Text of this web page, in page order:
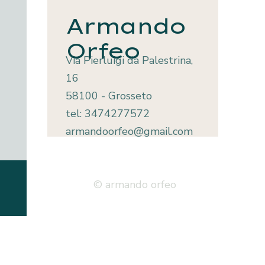
© armando orfeo
Armando
Orfeo
Via Pierluigi da Palestrina,
16
58100 - Grosseto
tel: 3474277572
armandoorfeo@gmail.com